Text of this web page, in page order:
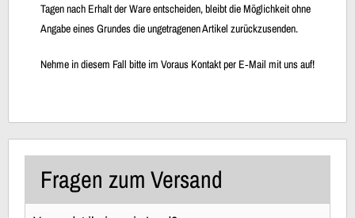
Tagen nach Erhalt der Ware entscheiden, bleibt die Möglichkeit ohne
Angabe eines Grundes die ungetragenen Artikel zurückzusenden.
Nehme in diesem Fall bitte im Voraus Kontakt per E‐Mail mit uns auf!
Fragen zum Versand